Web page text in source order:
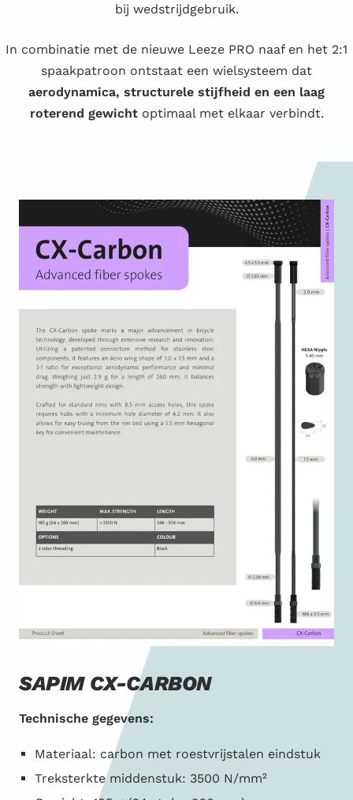
bij wedstrijdgebruik.
In combinatie met de nieuwe Leeze PRO naaf en het 2:1
spaakpatroon ontstaat een wielsysteem dat
aerodynamica, structurele stijfheid en een laag
roterend gewichtoptimaal met elkaar verbindt.
SAPIM CX-CARBON
Technische gegevens:
Materiaal: carbon met roestvrijstalen eindstuk
Treksterkte middenstuk: 3500 N/mm²